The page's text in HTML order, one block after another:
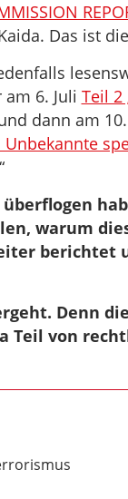
Das ist
6. Juli Teil 2
dann am 10.
“
warum
berichtet
Denn
Teil von